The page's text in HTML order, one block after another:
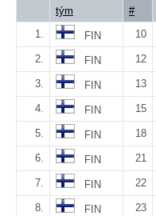
tým #
1.
FIN 10
2. FIN 12
3. FIN 13
4. FIN 15
5. FIN 18
6. FIN 21
7. FIN 22
8. FIN 23